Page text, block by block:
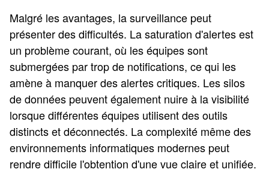
Malgré les avantages, la surveillance peut
présenter des difficultés. La saturation d'alertes est
un problème courant, où les équipes sont
submergées par trop de notifications, ce qui les
amène à manquer des alertes critiques. Les silos
de données peuvent également nuire à la visibilité
lorsque différentes équipes utilisent des outils
distincts et déconnectés. La complexité même des
environnements informatiques modernes peut
rendre difficile l'obtention d'une vue claire et unifiée.